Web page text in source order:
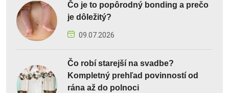
Čo je to popôrodný bonding a prečo
je dôležitý?
09.07.2026
Čo robí starejší na svadbe?
Kompletný prehľad povinností od
rána až do polnoci